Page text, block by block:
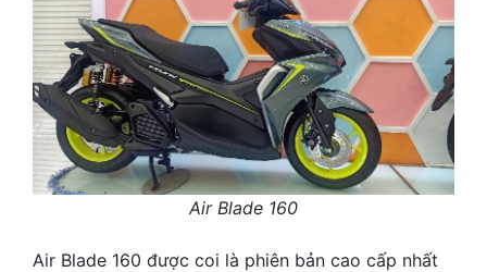
Air Blade 160
Air Blade 160 được coi là phiên bản cao cấp nhất